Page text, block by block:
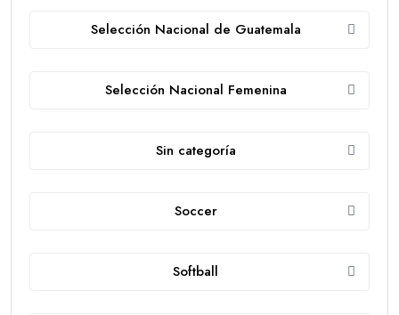
Selección Nacional de Guatemala
Selección Nacional Femenina
Sin categoría
Soccer
Softball